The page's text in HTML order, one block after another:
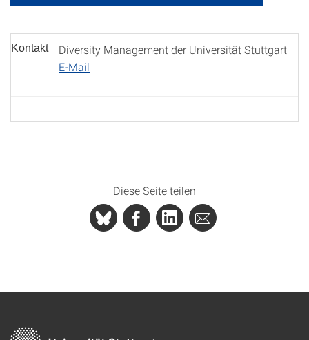
Kontakt
Diversity Management der Universität Stuttgart
E-Mail
Diese Seite teilen